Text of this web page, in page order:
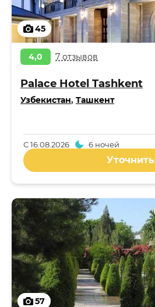
45
4,0 7 отзывов
Palace Hotel Tashkent
Узбекистан, Ташкент
С16.08.2026 6 ночей
Уточнить
57